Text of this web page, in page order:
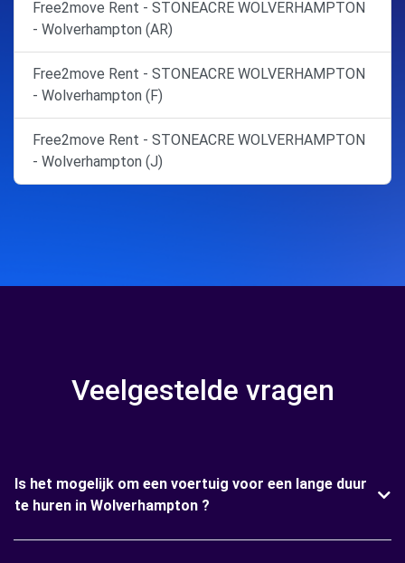
Free2move Rent - STONEACRE WOLVERHAMPTON
- Wolverhampton (AR)
Free2move Rent - STONEACRE WOLVERHAMPTON
- Wolverhampton (F)
Free2move Rent - STONEACRE WOLVERHAMPTON
- Wolverhampton (J)
Veelgestelde vragen
Is het mogelijk om een voertuig voor een lange duur
te huren in Wolverhampton ?